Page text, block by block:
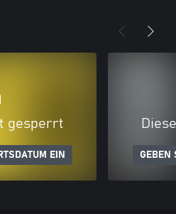
gesperrt
EIN GEBEN